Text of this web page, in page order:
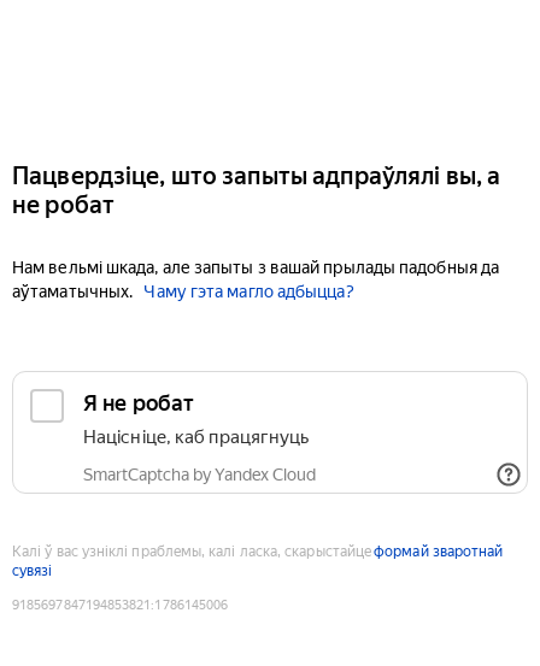
Пацвердзіце, што запыты адпраўлялі вы, а
не робат
Нам вельмі шкада, але запыты з вашай прылады падобныя да
аўтаматычных.
Чаму гэта магло адбыцца?
Я не робат
Націсніце, каб працягнуць
SmartCaptcha by Yandex Cloud
Калі ў вас узніклі праблемы, калі ласка, скарыстайцеформай зваротнай
сувязі
9185697847194853821 :1786145006